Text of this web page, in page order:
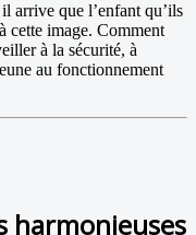
arrive que l’enfant qu’ils
cette image. Comment
à la sécurité, à
au fonctionnement
harmonieuses